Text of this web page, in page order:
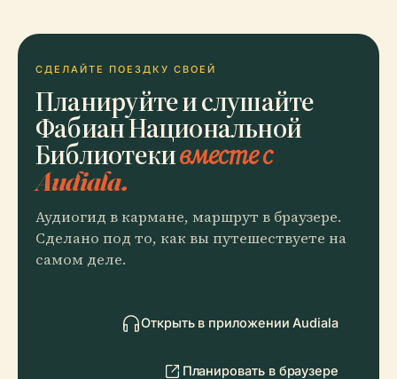
СДЕЛАЙТЕ ПОЕЗДКУ СВОЕЙ
Планируйте и слушайте
Фабиан Национальной
Библиотекивместе с
Audiala.
Аудиогид в кармане, маршрут в браузере.
Сделано под то, как вы путешествуете на
самом деле.
Открыть в приложении Audiala
Планировать в браузере